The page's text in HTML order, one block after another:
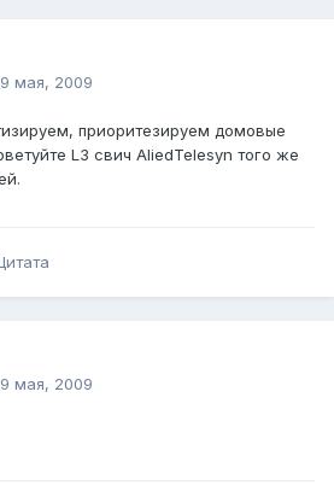
мая, 2009
приоритезируем домовые
L3 свич AliedTelesyn того же
мая, 2009